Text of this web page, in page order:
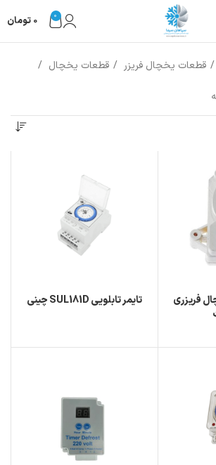
0
0 تومان
قطعات یخچال فریزر
قطعات یخچال
فريزری
تایمر تابلویی SUL181D چینی